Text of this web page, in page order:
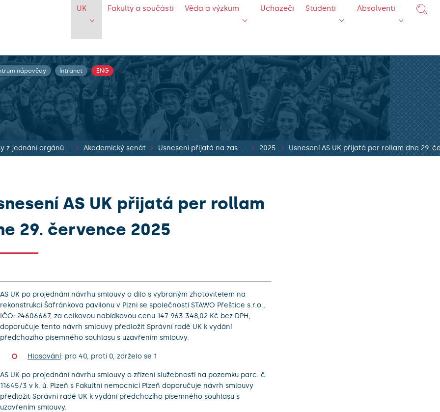
UK Fakulty a součásti Věda a výzkum Uchazeči Studenti Absolventi
nápovědy Intranet ENG
Zápisy z jednání orgánů UK Akademický senát Usnesení přijatá na zasedání AS UK 2025 Usnesení AS UK přijatá per rollam dne 29.
AS UK přijatá per rollam
29. července 2025
AS UK po projednání návrhu smlouvy o dílo s vybraným zhotovitelem na
rekonstrukci Šafránkova pavilonu v Plzni se společností STAWO Přeštice s.r.o.,
IČO: 24606667, za celkovou nabídkovou cenu 147 963 348,02 Kč bez DPH,
doporučuje tento návrh smlouvy předložit Správní radě UK k vydání
předchozího písemného souhlasu s uzavřením smlouvy.
Hlasování: pro 40, proti 0, zdrželo se 1
AS UK po projednání návrhu smlouvy o zřízení služebnosti na pozemku parc. č.
11645/3 v k. ú. Plzeň s Fakultní nemocnicí Plzeň doporučuje návrh smlouvy
předložit Správní radě UK k vydání předchozího písemného souhlasu s
uzavřením smlouvy.